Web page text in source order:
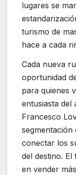
lugares se
turismo de
hace a cada
Cada nueva
oportunidad
para quienes
entusiasta del
Francesco
conectar los
del destino.
en vender